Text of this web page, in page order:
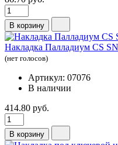
В корзину
Накладка Палладиум CS
(нет голосов)
Артикул: 07076
В наличии
414.80 руб.
В корзину